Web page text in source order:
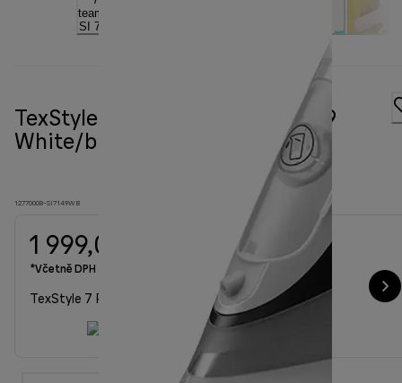
TexStyle 7 Pro Steam Iron SI 7149
White/black
12770008-SI7149WB
1 999,00 Kč
*Včetně DPH
TexStyle 7 Pro Steam Iron SI 7149 White/black